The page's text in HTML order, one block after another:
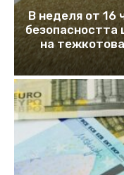
В неделя от 16
безопасността
на